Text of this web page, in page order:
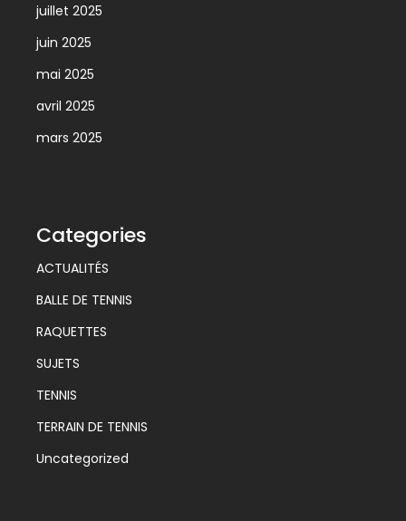
juillet 2025
juin 2025
mai 2025
avril 2025
mars 2025
Categories
ACTUALITÉS
BALLE DE TENNIS
RAQUETTES
SUJETS
TENNIS
TERRAIN DE TENNIS
Uncategorized